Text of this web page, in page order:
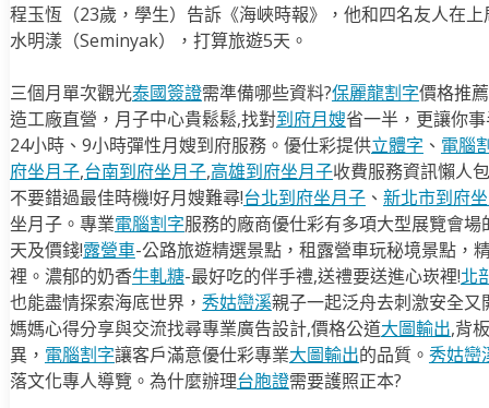
程玉恆（23歲，學生）告訴《海峽時報》，他和四名友人在
水明漾（Seminyak），打算旅遊5天。
三個月單次觀光泰國簽證需準備哪些資料?保麗龍割字價格推
造工廠直營，月子中心貴鬆鬆,找對到府月嫂省一半，更讓你
24小時、9小時彈性月嫂到府服務。優仕彩提供立體字 、 電腦
府坐月子,台南到府坐月子,高雄到府坐月子收費服務資訊懶人
不要錯過最佳時機!好月嫂難尋!台北到府坐月子、 新北市到府
坐月子。專業電腦割字服務的廠商優仕彩有多項大型展覽會場
天及價錢!露營車-公路旅遊精選景點，租露營車玩秘境景點，
裡。濃郁的奶香牛軋糖-最好吃的伴手禮,送禮要送進心崁裡!北
也能盡情探索海底世界， 秀姑巒溪親子一起泛舟去​刺激安全
媽媽心得分享與交流找尋專業廣告設計,價格公道大圖輸出,背
異， 電腦割字讓客戶滿意優仕彩專業大圖輸出的品質。 秀姑巒
落文化專人導覽。為什麼辦理台胞證需要護照正本?